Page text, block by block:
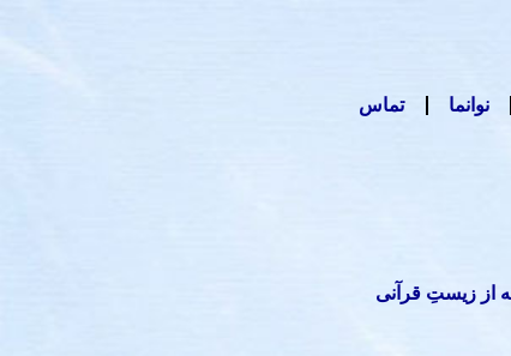
نوانما تماس
از زیستِ قرآنی